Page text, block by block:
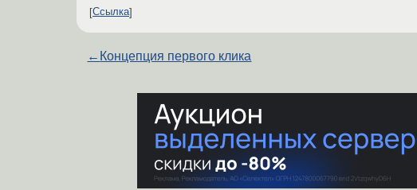
Ссылка
← Концепция первого клика